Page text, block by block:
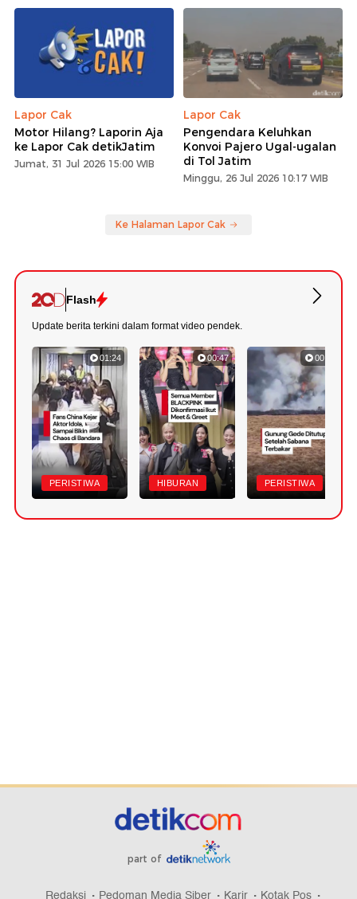
Lapor Cak
Motor Hilang? Laporin Aja
ke Lapor Cak detikJatim
Jumat, 31 Jul 2026 15:00 WIB
Lapor Cak
Pengendara Keluhkan
Konvoi Pajero Ugal-ugalan
di Tol Jatim
Minggu, 26 Jul 2026 10:17 WIB
Ke Halaman Lapor Cak
Flash
Update berita terkini dalam format video pendek.
01:24
PERISTIWA
00:47
HIBURAN
00:33
PERISTIWA
part of